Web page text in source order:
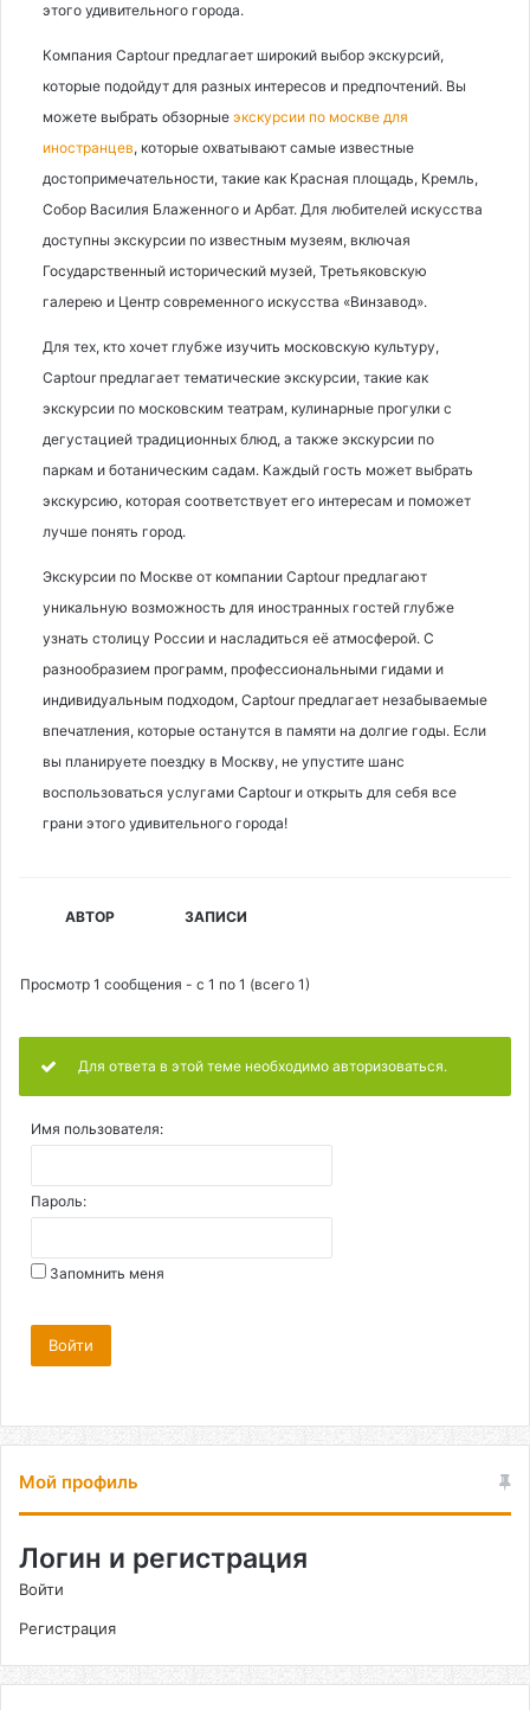
этого удивительного города.
Компания Captour предлагает широкий выбор экскурсий,
которые подойдут для разных интересов и предпочтений. Вы
можете выбрать обзорные экскурсии по москве для
иностранцев, которые охватывают самые известные
достопримечательности, такие как Красная площадь, Кремль,
Собор Василия Блаженного и Арбат. Для любителей искусства
доступны экскурсии по известным музеям, включая
Государственный исторический музей, Третьяковскую
галерею и Центр современного искусства «Винзавод».
Для тех, кто хочет глубже изучить московскую культуру,
Captour предлагает тематические экскурсии, такие как
экскурсии по московским театрам, кулинарные прогулки с
дегустацией традиционных блюд, а также экскурсии по
паркам и ботаническим садам. Каждый гость может выбрать
экскурсию, которая соответствует его интересам и поможет
лучше понять город.
Экскурсии по Москве от компании Captour предлагают
уникальную возможность для иностранных гостей глубже
узнать столицу России и насладиться её атмосферой. С
разнообразием программ, профессиональными гидами и
индивидуальным подходом, Captour предлагает незабываемые
впечатления, которые останутся в памяти на долгие годы. Если
вы планируете поездку в Москву, не упустите шанс
воспользоваться услугами Captour и открыть для себя все
грани этого удивительного города!
АВТОР ЗАПИСИ
Просмотр 1 сообщения - с 1 по 1 (всего 1)
Для ответа в этой теме необходимо авторизоваться.
Имя пользователя:
Пароль:
Запомнить меня
Войти
Мой профиль
Логин и регистрация
Войти
Регистрация